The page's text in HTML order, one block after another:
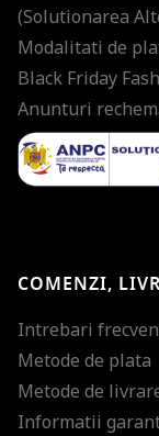
(Solutionarea
Modalitati de
Black Friday
Anunturi
COMENZI,
Intrebari
Metode de plata
Metode de
Informatii